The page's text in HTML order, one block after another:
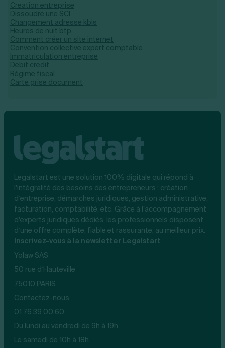
Creation entreprise
Dissoudre une SCI
Changement adresse kbis
Heures de nuit btp
Comment créer un site internet
Convention collective expert comptable
Immatriculation entreprise
Debit credit
Régime fiscal
Carte grise document
Legalstart est une solution 100% digitale qui répond à
l’intégralité des besoins des entrepreneurs : création
d’entreprise, démarches juridiques, gestion administrative,
facturation, comptabilité, etc. Grâce à l’accompagnement
d’experts juridiques dédiés, les professionnels disposent
d’une offre complète, fiable et rassurante, au meilleur prix.
Inscrivez-vous à la newsletter Legalstart
Yolaw SAS
50 rue d’Hauteville
75010 PARIS
Contactez-nous
01 76 39 00 60
Du lundi au vendredi de 9h à 19h
Le samedi de 10h à 18h